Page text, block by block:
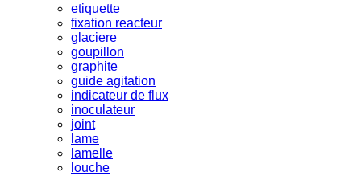
etiquette
fixation reacteur
glaciere
goupillon
graphite
guide agitation
indicateur de flux
inoculateur
joint
lame
lamelle
louche